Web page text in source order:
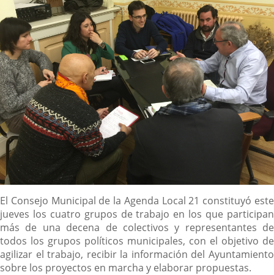
Descripción
El Consejo Municipal de la Agenda Local 21 constituyó este
jueves los cuatro grupos de trabajo en los que participan
más de una decena de colectivos y representantes de
todos los grupos políticos municipales, con el objetivo de
agilizar el trabajo, recibir la información del Ayuntamiento
sobre los proyectos en marcha y elaborar propuestas.